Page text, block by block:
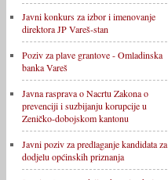
Javni konkurs za izbor i imenovanje
direktora JP Vareš-stan
Poziv za plave grantove - Omladinska
banka Vareš
Javna rasprava o Nacrtu Zakona o
prevenciji i suzbijanju korupcije u
Zeničko-dobojskom kantonu
Javni poziv za predlaganje kandidata za
dodjelu općinskih priznanja